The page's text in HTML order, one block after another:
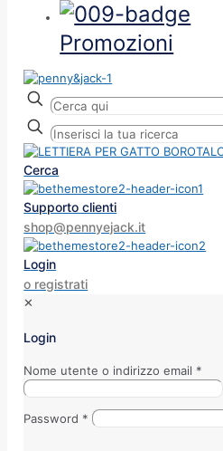
Promozioni
Cerca
Supporto clienti
shop@pennyejack.it
Login
o registrati
✕
Login
Nome utente o indirizzo email *
Password *